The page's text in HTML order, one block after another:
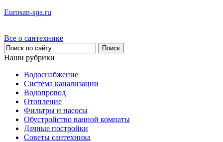
Eurosan-spa.ru
Все о сантехнике
Наши рубрики
Водоснабжение
Система канализации
Водопровод
Отопление
Фильтры и насосы
Обустройство ванной комнаты
Дачные постройки
Советы сантехника